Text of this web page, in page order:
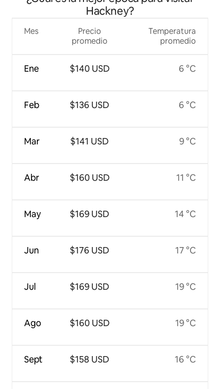
Hackney?
Mes
Ene
Feb
Mar
Abr
May
Jun
Jul
Ago
Sept
Precio
promedio
$140 USD
$136 USD
$141 USD
$160 USD
$169 USD
$176 USD
$169 USD
$160 USD
$158 USD
Temperatura
promedio
6 °C
6 °C
9 °C
11 °C
14 °C
17 °C
19 °C
19 °C
16 °C